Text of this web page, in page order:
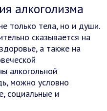
алкоголизма
только тела, но и души.
сказывается на
а также на
алкогольной
можно условно
социальные и